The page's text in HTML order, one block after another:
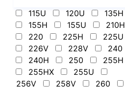
1960
2100
2110
2190
2200
2380
2400
2420
2430
2440
2500
2540
2550
2560
2570
2600
2650 3500
115U
120U
135H
155H
155U
210H
220
225H
225U
226V
228V
240
240H
250
255H
255HX
255U
256V
258V
260